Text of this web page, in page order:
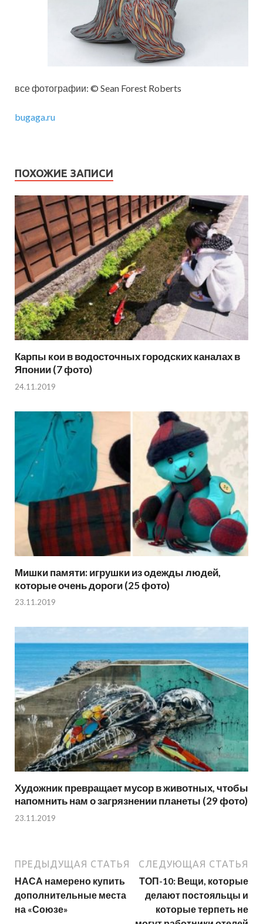
все фотографии: © Sean Forest Roberts
bugaga.ru
ПОХОЖИЕ ЗАПИСИ
Карпы кои в водосточных городских каналах в
Японии (7 фото)
24.11.2019
Мишки памяти: игрушки из одежды людей,
которые очень дороги (25 фото)
23.11.2019
Художник превращает мусор в животных, чтобы
напомнить нам о загрязнении планеты (29 фото)
23.11.2019
ПРЕДЫДУЩАЯ СТАТЬЯ
НАСА намерено купить
дополнительные места
на «Союзе»
СЛЕДУЮЩАЯ СТАТЬЯ
ТОП-10: Вещи, которые
делают постояльцы и
которые терпеть не